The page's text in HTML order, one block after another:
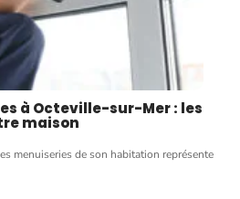
à Octeville-sur-Mer : les
maison
menuiseries de son habitation représente